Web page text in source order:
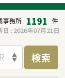
事務所 1191 件
日 : 2026年07月21日
検索